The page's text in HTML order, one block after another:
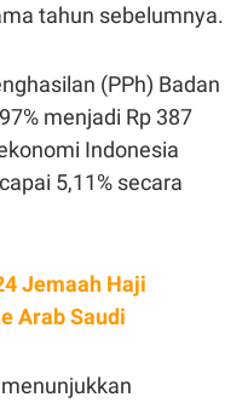
tahun sebelumnya.
(PPh) Badan
menjadi Rp 387
Indonesia
5,11% secara
Jemaah Haji
Arab Saudi